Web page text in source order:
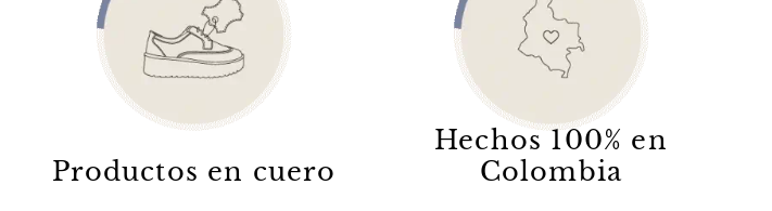
Productos en cuero
Hechos 100% en
Colombia